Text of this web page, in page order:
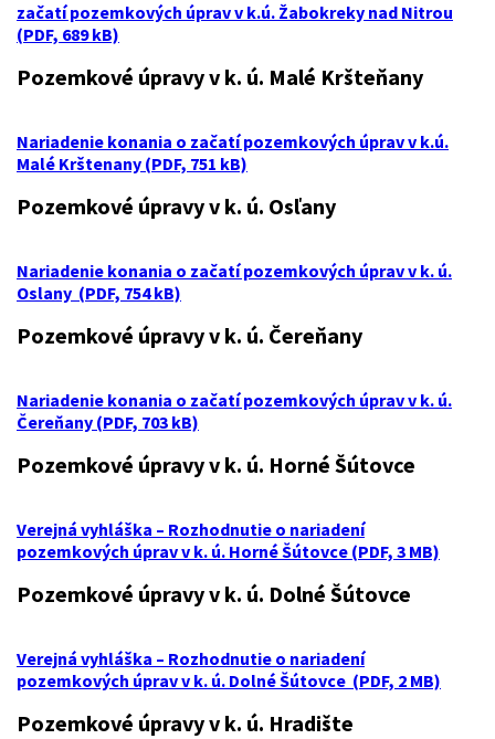
začatí pozemkových úprav v k.ú. Žabokreky nad Nitrou
(PDF, 689 kB)
Pozemkové úpravy v k. ú. Malé Kršteňany
Nariadenie konania o začatí pozemkových úprav v k.ú.
Malé Krštenany (PDF, 751 kB)
Pozemkové úpravy v k. ú. Osľany
Nariadenie konania o začatí pozemkových úprav v k. ú.
Oslany (PDF, 754 kB)
Pozemkové úpravy v k. ú. Čereňany
Nariadenie konania o začatí pozemkových úprav v k. ú.
Čereňany (PDF, 703 kB)
Pozemkové úpravy v k. ú. Horné Šútovce
Verejná vyhláška – Rozhodnutie o nariadení
pozemkových úprav v k. ú. Horné Šútovce (PDF, 3 MB)
Pozemkové úpravy v k. ú. Dolné Šútovce
Verejná vyhláška – Rozhodnutie o nariadení
pozemkových úprav v k. ú. Dolné Šútovce (PDF, 2 MB)
Pozemkové úpravy v k. ú. Hradište